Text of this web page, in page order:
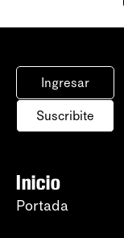
Ingresar
Suscribite
Inicio
Portada